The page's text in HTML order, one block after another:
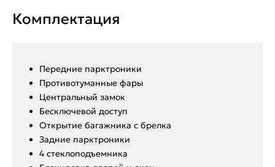
Комплектация
Передние парктроники
Противотуманные фары
Центральный замок
Бесключевой доступ
Открытие багажника с брелка
Задние парктроники
4 стеклоподъемника